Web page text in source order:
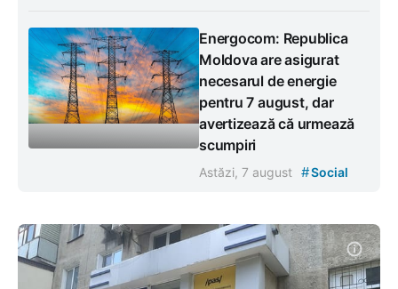
Energocom: Republica
Moldova are asigurat
necesarul de energie
pentru 7 august, dar
avertizează că urmează
scumpiri
Astăzi, 7 august #Social